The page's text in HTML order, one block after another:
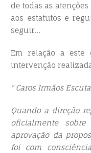
de todas as
aos estatutos e
seguir…
Em relação a este
intervenção
“ Caros Irmãos
Quando a direção
oficialmente
aprovação da
foi com